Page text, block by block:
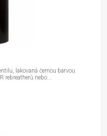
lakovaná černou barvou.
rebreatherů nebo...